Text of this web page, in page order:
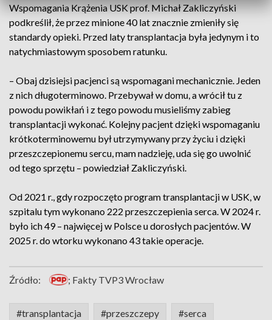
Wspomagania Krążenia USK prof. Michał Zakliczyński
podkreślił, że przez minione 40 lat znacznie zmieniły się
standardy opieki. Przed laty transplantacja była jedynym i to
natychmiastowym sposobem ratunku.
– Obaj dzisiejsi pacjenci są wspomagani mechanicznie. Jeden
z nich długoterminowo. Przebywał w domu, a wrócił tu z
powodu powikłań i z tego powodu musieliśmy zabieg
transplantacji wykonać. Kolejny pacjent dzięki wspomaganiu
krótkoterminowemu był utrzymywany przy życiu i dzięki
przeszczepionemu sercu, mam nadzieję, uda się go uwolnić
od tego sprzętu – powiedział Zakliczyński.
Od 2021 r., gdy rozpoczęto program transplantacji w USK, w
szpitalu tym wykonano 222 przeszczepienia serca. W 2024 r.
było ich 49 – najwięcej w Polsce u dorosłych pacjentów. W
2025 r. do wtorku wykonano 43 takie operacje.
Źródło: ; Fakty TVP3 Wrocław
#transplantacja #przeszczepy #serca